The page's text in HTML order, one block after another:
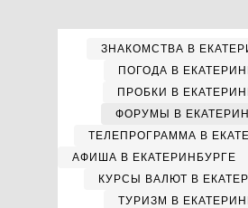
ЗНАКОМСТВА В
ПОГОДА В
ПРОБКИ В
ФОРУМЫ В
ТЕЛЕПРОГРАММА В
АФИША В ЕКАТЕРИНБУРГЕ
КУРСЫ ВАЛЮТ В
ТУРИЗМ В